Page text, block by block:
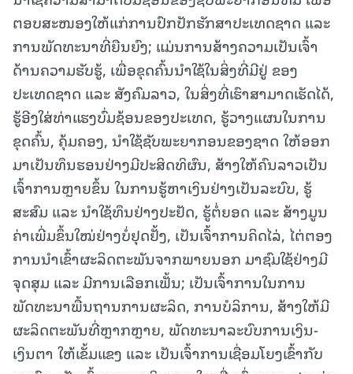
ຕອບສະໜອງໃຫ້ແກ່ການປົກປັກຮັກສາປະເທດຊາດ ແລະ
ການພັດທະນາທີ່ຍືນຍົງ; ແມ່ນການສ້າງຄວາມເປັນເຈົ້າ
ດ້ານຄວາມຮັບຮູ້, ເພື່ອຂຸດຄົ້ນນຳໃຊ້ໃນສິ່ງທີ່ມີຢູ່ ຂອງ
ປະເທດຊາດ ແລະ ສັງຄົມລາວ, ໃນສິ່ງທີ່ເຮົາສາມາດເຮັດໄດ້,
ຮູ້ອີງໃສ່ທ່າແຮງບົ່ມຊ້ອນຂອງປະເທດ, ຮູ້ວາງແຜນໃນການ
ຂຸດຄົ້ນ, ຄຸ້ມຄອງ, ນຳໃຊ້ຊັບພະຍາກອນຂອງຊາດ ໃຫ້ອອກ
ມາເປັນທຶນຮອນຢ່າງມີປະສິດທິຜົນ, ສ້າງໃຫ້ຄົນລາວເປັນ
ເຈົ້າການຫຼາຍຂຶ້ນ ໃນການຮູ້ຫາເງິນຢ່າງເປັນລະບົບ, ຮູ້
ສະສົມ ແລະ ນຳໃຊ້ທຶນຢ່າງປະຢັດ, ຮູ້ຕໍ່ຍອດ ແລະ ສ້າງມູນ
ຄ່າເພີ່ມຂຶ້ນໃໝ່ຢ່າງບໍ່ຢຸດຢັ້ງ, ເປັນເຈົ້າການຄິດໄລ່, ໄຕ່ຕອງ
ການນຳເຂົ້າຜະລິດຕະພັນຈາກພາຍນອກ ມາຊົມໃຊ້ຢ່າງມີ
ຈຸດສຸມ ແລະ ມີການເລືອກເຟັ້ນ; ເປັນເຈົ້າການໃນການ
ພັດທະນາພື້ນຖານການຜະລິດ, ການບໍລິການ, ສ້າງໃຫ້ມີ
ຜະລິດຕະພັນທີ່ຫຼາກຫຼາຍ, ພັດທະນາລະບົບການເງິນ-
ເງິນຕາ ໃຫ້ເຂັ້ມແຂງ ແລະ ເປັນເຈົ້າການເຊື່ອມໂຍງເຂົ້າກັບ